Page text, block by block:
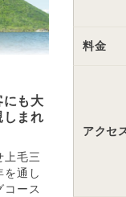
も大
しまれ
上毛三
を通し
コース
料金
アクセ